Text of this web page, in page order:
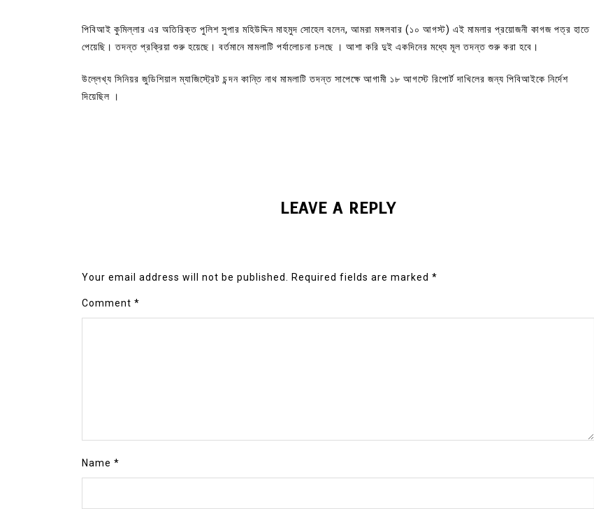
পিবিআই কুমিল্লার এর অতিরিক্ত পুলিশ সুপার মহিউদ্দিন মাহমুদ সোহেল বলেন, আমরা মঙ্গলবার (১০ আগস্ট) এই মামলার প্রয়োজনী কাগজ পত্র হাতে
পেয়েছি। তদন্ত প্রক্রিয়া শুরু হয়েছে। বর্তমানে মামলাটি পর্যালোচনা চলছে । আশা করি দুই একদিনের মধ্যে মূল তদন্ত শুরু করা হবে।
উল্লেখ্য সিনিয়র জুডিশিয়াল ম্যাজিস্ট্রেট চন্দন কান্তি নাথ মামলাটি তদন্ত সাপেক্ষে আগামী ১৮ আগস্টে রিপোর্ট দাখিলের জন্য পিবিআইকে নির্দেশ
দিয়েছিল ।
LEAVE A REPLY
Your email address will not be published. Required fields are marked *
Comment *
Name *